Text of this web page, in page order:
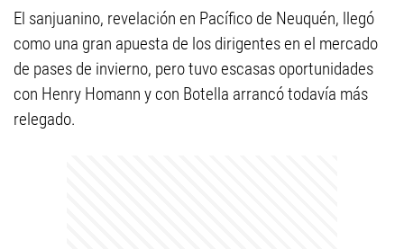
El sanjuanino, revelación en Pacífico de Neuquén, llegó
como una gran apuesta de los dirigentes en el mercado
de pases de invierno, pero tuvo escasas oportunidades
con Henry Homann y con Botella arrancó todavía más
relegado.